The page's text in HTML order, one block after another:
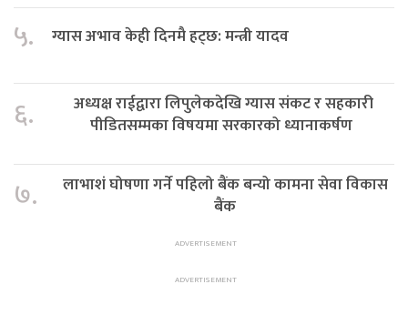
५. ग्यास अभाव केही दिनमै हट्छ: मन्त्री यादव
६.
अध्यक्ष राईद्वारा लिपुलेकदेखि ग्यास संकट र सहकारी
पीडितसम्मका विषयमा सरकारको ध्यानाकर्षण
७.
लाभाशं घोषणा गर्ने पहिलो बैंक बन्यो कामना सेवा विकास
बैंक